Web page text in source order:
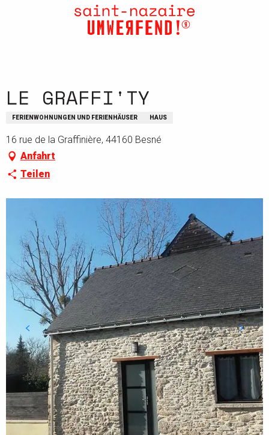
LE GRAFFI'TY
FERIENWOHNUNGEN UND FERIENHÄUSER HAUS
16 rue de la Graffinière, 44160 Besné
Anfahrt
Teilen